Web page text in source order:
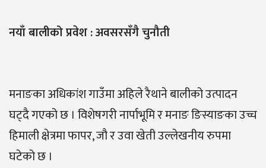
नयाँ बालीको प्रवेश : अवसरसँगै चुनौती
मनाङका अधिकांश गाउँमा अहिले रैथाने बालीको उत्पादन
घट्दै गएको छ । विशेषगरी नार्पाभूमि र मनाङ ङिस्याङका उच्च
हिमाली क्षेत्रमा फापर, जौ र उवा खेती उल्लेखनीय रुपमा
घटेको छ ।